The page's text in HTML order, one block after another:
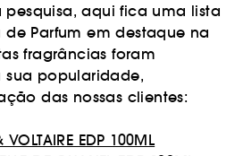
pesquisa, aqui fica uma lista
de Parfum em destaque na
fragrâncias foram
sua popularidade,
das nossas clientes:
VOLTAIRE EDP 100ML